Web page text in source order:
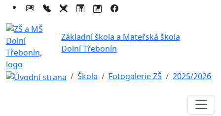
Základní škola a Mateřská škola
Dolní Třebonín
Škola Fotogalerie ZŠ 2025/2026